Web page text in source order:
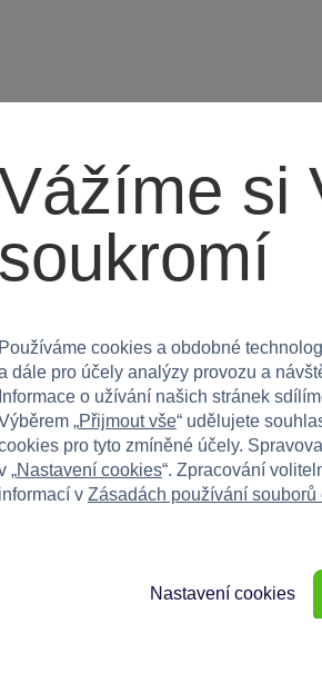
kluky i holky. Skvěle se hodí do
a zároveň rozvíjí jejich dovednosti!
ve Sparkys?
si
soukromí
Používáme cookies a obdobné
dále pro účely analýzy provozu a
Informace o užívání našich stránek
„Přijmout vše“ udělujete
pro tyto zmíněné účely.
„Nastavení cookies“. Zpracování
informací v Zásadách používání souborů
Nastavení cookies